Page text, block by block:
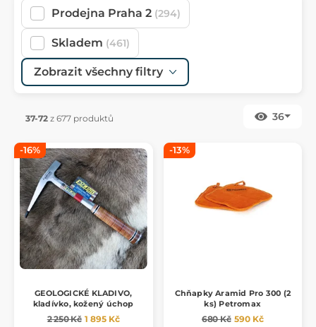
Prodejna Praha 2 (294)
Skladem (461)
Zobrazit všechny filtry
37-72 z 677 produktů 36
-16%
GEOLOGICKÉ KLADIVO,
kladívko, kožený úchop
2 250 Kč 1 895 Kč
-13%
Chňapky Aramid Pro 300 (2
ks) Petromax
680 Kč 590 Kč